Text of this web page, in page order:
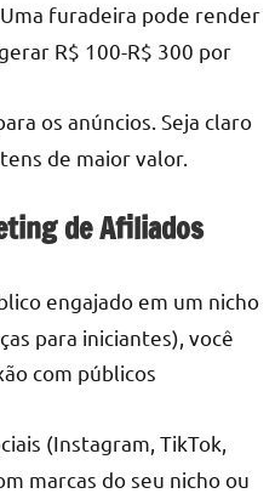
furadeira pode render
R$ 100-R$ 300 por
os anúncios. Seja claro
de maior valor.
de Afiliados
engajado em um nicho
para iniciantes), você
com públicos
(Instagram, TikTok,
marcas do seu nicho ou